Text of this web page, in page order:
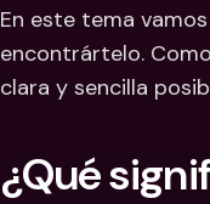
En este tema
encontrártelo.
clara y sencilla
¿Qué